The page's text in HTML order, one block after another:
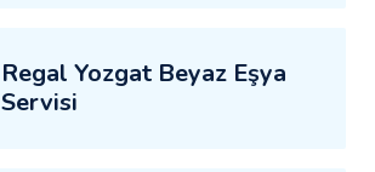
Regal Yozgat Beyaz Eşya
Servisi